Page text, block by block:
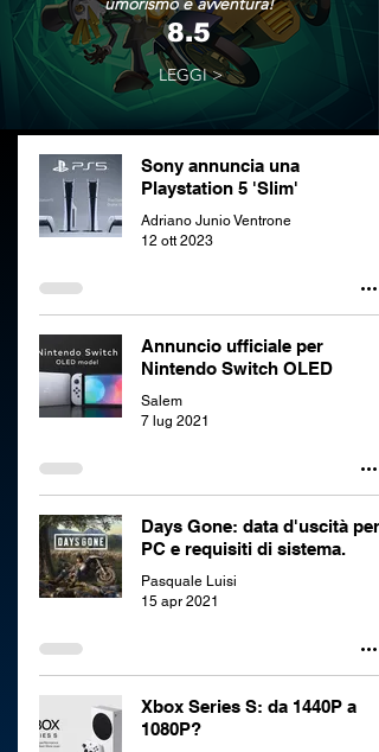
8.5
LEGGI >
Sony annuncia una
Playstation 5 'Slim'
Adriano Junio Ventrone
12 ott 2023
Annuncio ufficiale per
Nintendo Switch OLED
Salem
7 lug 2021
Days Gone: data d'uscità per
PC e requisiti di sistema.
Pasquale Luisi
15 apr 2021
Xbox Series S: da 1440P a
1080P?